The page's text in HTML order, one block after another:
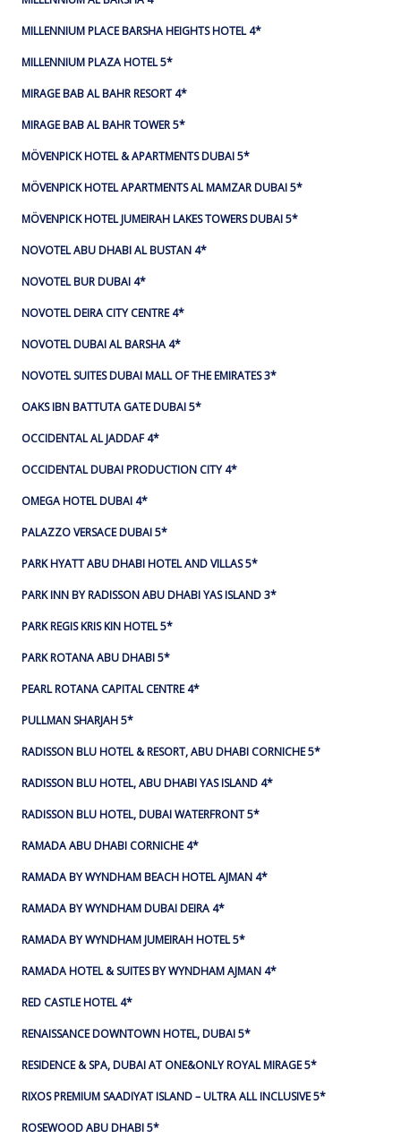
MILLENNIUM PLACE BARSHA HEIGHTS HOTEL 4*
MILLENNIUM PLAZA HOTEL 5*
MIRAGE BAB AL BAHR RESORT 4*
MIRAGE BAB AL BAHR TOWER 5*
MÖVENPICK HOTEL & APARTMENTS DUBAI 5*
MÖVENPICK HOTEL APARTMENTS AL MAMZAR DUBAI 5*
MÖVENPICK HOTEL JUMEIRAH LAKES TOWERS DUBAI 5*
NOVOTEL ABU DHABI AL BUSTAN 4*
NOVOTEL BUR DUBAI 4*
NOVOTEL DEIRA CITY CENTRE 4*
NOVOTEL DUBAI AL BARSHA 4*
NOVOTEL SUITES DUBAI MALL OF THE EMIRATES 3*
OAKS IBN BATTUTA GATE DUBAI 5*
OCCIDENTAL AL JADDAF 4*
OCCIDENTAL DUBAI PRODUCTION CITY 4*
OMEGA HOTEL DUBAI 4*
PALAZZO VERSACE DUBAI 5*
PARK HYATT ABU DHABI HOTEL AND VILLAS 5*
PARK INN BY RADISSON ABU DHABI YAS ISLAND 3*
PARK REGIS KRIS KIN HOTEL 5*
PARK ROTANA ABU DHABI 5*
PEARL ROTANA CAPITAL CENTRE 4*
PULLMAN SHARJAH 5*
RADISSON BLU HOTEL & RESORT, ABU DHABI CORNICHE 5*
RADISSON BLU HOTEL, ABU DHABI YAS ISLAND 4*
RADISSON BLU HOTEL, DUBAI WATERFRONT 5*
RAMADA ABU DHABI CORNICHE 4*
RAMADA BY WYNDHAM BEACH HOTEL AJMAN 4*
RAMADA BY WYNDHAM DUBAI DEIRA 4*
RAMADA BY WYNDHAM JUMEIRAH HOTEL 5*
RAMADA HOTEL & SUITES BY WYNDHAM AJMAN 4*
RED CASTLE HOTEL 4*
RENAISSANCE DOWNTOWN HOTEL, DUBAI 5*
RESIDENCE & SPA, DUBAI AT ONE&ONLY ROYAL MIRAGE 5*
RIXOS PREMIUM SAADIYAT ISLAND – ULTRA ALL INCLUSIVE 5*
ROSEWOOD ABU DHABI 5*